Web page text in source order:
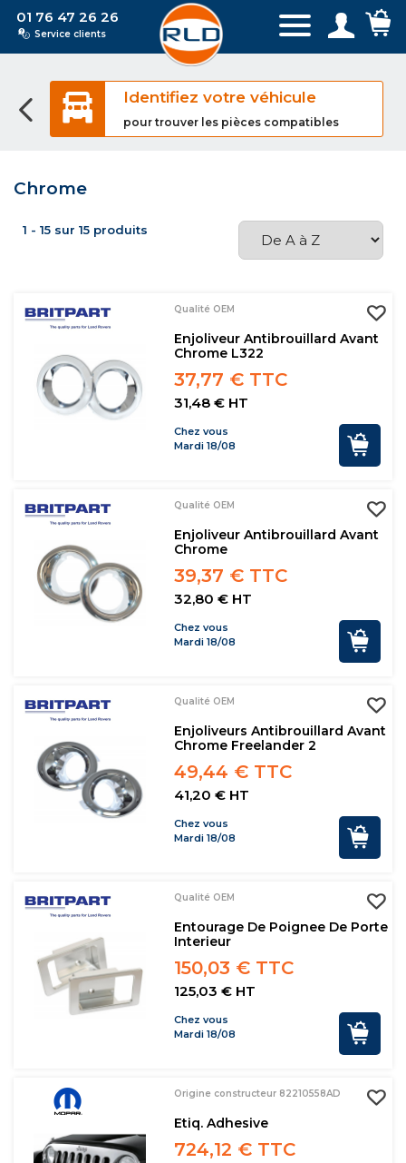
01 76 47 26 26
Service clients
Identifiez votre véhicule
pour trouver les pièces compatibles
Chrome
1 - 15 sur 15 produits
Qualité OEM
Enjoliveur Antibrouillard Avant
Chrome L322
37,77 € TTC
31,48 € HT
Chez vous
Mardi 18/08
Qualité OEM
Enjoliveur Antibrouillard Avant
Chrome
39,37 € TTC
32,80 € HT
Chez vous
Mardi 18/08
Qualité OEM
Enjoliveurs Antibrouillard Avant
Chrome Freelander 2
49,44 € TTC
41,20 € HT
Chez vous
Mardi 18/08
Qualité OEM
Entourage De Poignee De Porte
Interieur
150,03 € TTC
125,03 € HT
Chez vous
Mardi 18/08
Origine constructeur 82210558AD
Etiq. Adhesive
724,12 € TTC